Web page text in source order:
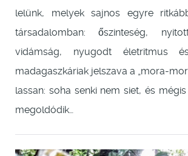
lelünk, melyek sajnos egyre
társadalomban: őszinteség,
vidámság, nyugodt életritmus
madagaszkáriak jelszava a „mora-
lassan: soha senki nem siet, és
megoldódik…